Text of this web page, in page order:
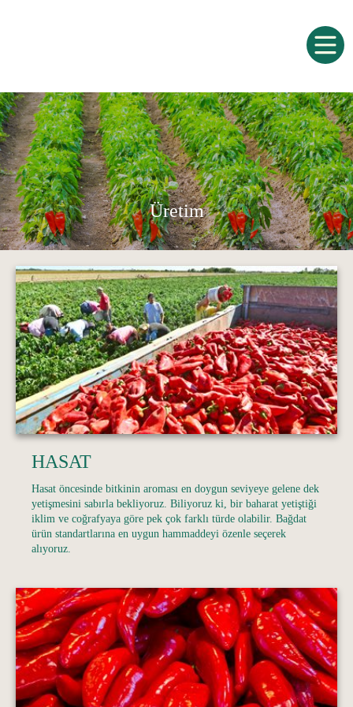
Üretim
HASAT
Hasat öncesinde bitkinin aroması en doygun seviyeye gelene dek
yetişmesini sabırla bekliyoruz. Biliyoruz ki, bir baharat yetiştiği
iklim ve coğrafyaya göre pek çok farklı türde olabilir. Bağdat
ürün standartlarına en uygun hammaddeyi özenle seçerek
alıyoruz.